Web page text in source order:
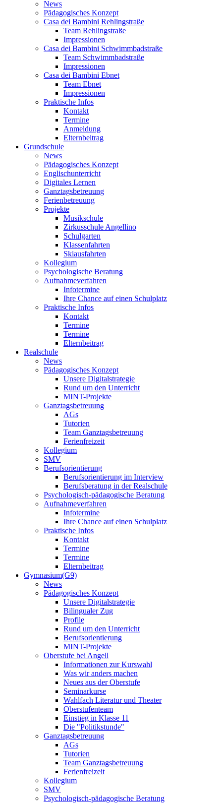
News
Pädagogisches Konzept
Casa dei Bambini Rehlingstraße
Team Rehlingstraße
Impressionen
Casa dei Bambini Schwimmbadstraße
Team Schwimmbadstraße
Impressionen
Casa dei Bambini Ebnet
Team Ebnet
Impressionen
Praktische Infos
Kontakt
Termine
Anmeldung
Elternbeitrag
Grundschule
News
Pädagogisches Konzept
Englischunterricht
Digitales Lernen
Ganztagsbetreuung
Ferienbetreuung
Projekte
Musikschule
Zirkusschule Angellino
Schulgarten
Klassenfahrten
Skiausfahrten
Kollegium
Psychologische Beratung
Aufnahmeverfahren
Infotermine
Ihre Chance auf einen Schulplatz
Praktische Infos
Kontakt
Termine
Termine
Elternbeitrag
Realschule
News
Pädagogisches Konzept
Unsere Digitalstrategie
Rund um den Unterricht
MINT-Projekte
Ganztagsbetreuung
AGs
Tutorien
Team Ganztagsbetreuung
Ferienfreizeit
Kollegium
SMV
Berufsorientierung
Berufsorientierung im Interview
Berufsberatung in der Realschule
Psychologisch-pädagogische Beratung
Aufnahmeverfahren
Infotermine
Ihre Chance auf einen Schulplatz
Praktische Infos
Kontakt
Termine
Termine
Elternbeitrag
Gymnasium(G9)
News
Pädagogisches Konzept
Unsere Digitalstrategie
Bilingualer Zug
Profile
Rund um den Unterricht
Berufsorientierung
MINT-Projekte
Oberstufe bei Angell
Informationen zur Kurswahl
Was wir anders machen
Neues aus der Oberstufe
Seminarkurse
Wahlfach Literatur und Theater
Oberstufenteam
Einstieg in Klasse 11
Die "Politikstunde"
Ganztagsbetreuung
AGs
Tutorien
Team Ganztagsbetreuung
Ferienfreizeit
Kollegium
SMV
Psychologisch-pädagogische Beratung